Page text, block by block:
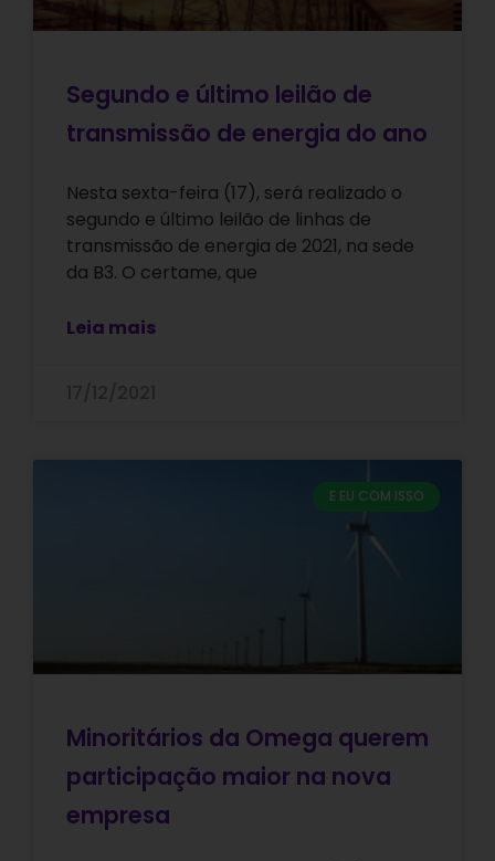
Segundo e último leilão de
transmissão de energia do ano
Nesta sexta-feira (17), será realizado o
segundo e último leilão de linhas de
transmissão de energia de 2021, na sede
da B3. O certame, que
Leia mais
E EU COM ISSO
Minoritários da Omega querem
participação maior na nova
empresa